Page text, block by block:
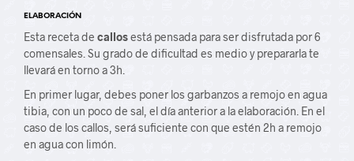
ELABORACIÓN
Esta receta de callosestá pensada para ser disfrutada por 6
comensales. Su grado de dificultad es medio y prepararla te
llevará en torno a 3h.
En primer lugar, debes poner los garbanzos a remojo en agua
tibia, con un poco de sal, el día anterior a la elaboración. En el
caso de los callos, será suficiente con que estén 2h a remojo
en agua con limón.